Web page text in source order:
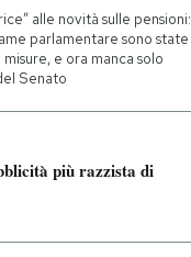
alle novità sulle pensioni:
parlamentare sono state
e ora manca solo
Senato
più razzista di